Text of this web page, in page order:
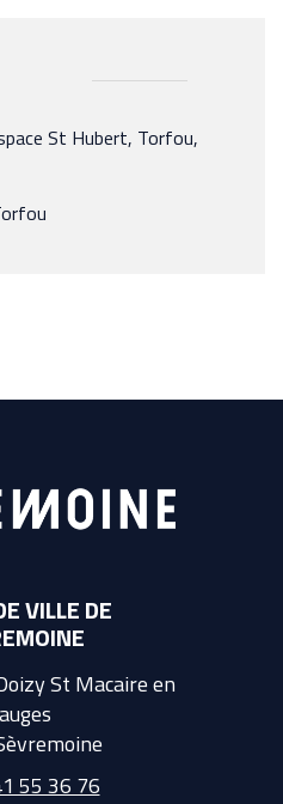
St Hubert, Torfou,
VILLE DE
St Macaire en
55 36 76